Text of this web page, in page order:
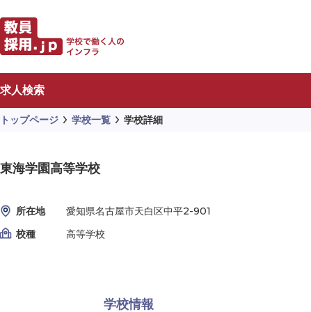
求人検索
トップページ 学校一覧 学校詳細
東海学園高等学校
所在地
愛知県名古屋市天白区中平2-901
校種
高等学校
学校情報